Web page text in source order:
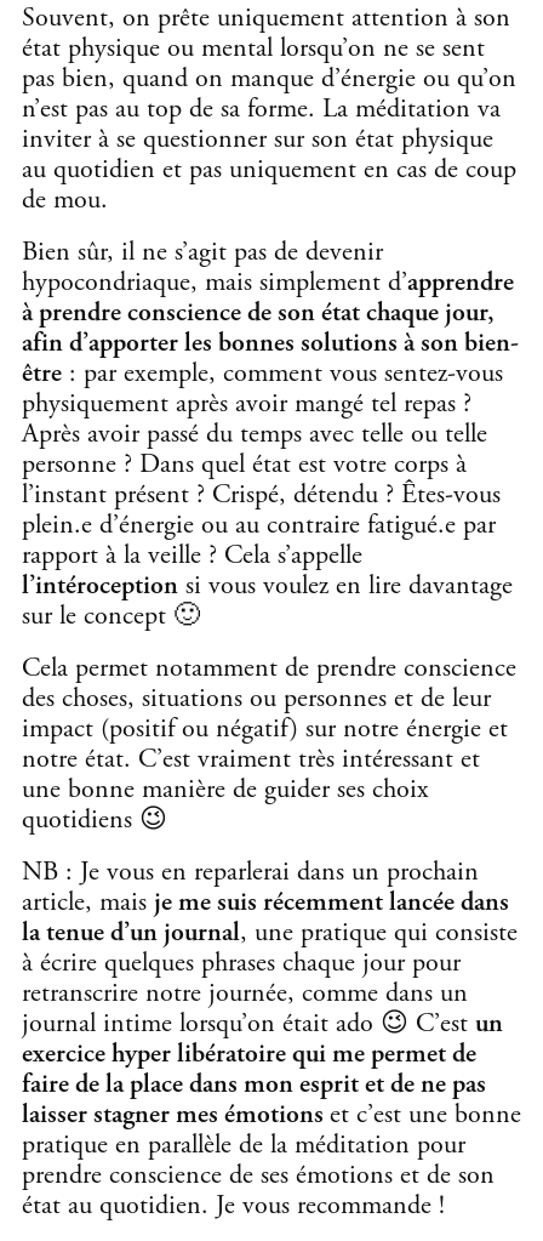
Souvent, on prête uniquement attention à son
état physique ou mental lorsqu’on ne se sent
pas bien, quand on manque d’énergie ou qu’on
n’est pas au top de sa forme. La méditation va
inviter à se questionner sur son état physique
au quotidien et pas uniquement en cas de coup
de mou.
Bien sûr, il ne s’agit pas de devenir
hypocondriaque, mais simplement d’apprendre
à prendre conscience de son état chaque jour,
afin d’apporter les bonnes solutions à son bien-
être : par exemple, comment vous sentez-vous
physiquement après avoir mangé tel repas ?
Après avoir passé du temps avec telle ou telle
personne ? Dans quel état est votre corps à
l’instant présent ? Crispé, détendu ? Êtes-vous
plein.e d’énergie ou au contraire fatigué.e par
rapport à la veille ? Cela s’appelle
l’intéroception si vous voulez en lire davantage
sur le concept 🙂
Cela permet notamment de prendre conscience
des choses, situations ou personnes et de leur
impact (positif ou négatif) sur notre énergie et
notre état. C’est vraiment très intéressant et
une bonne manière de guider ses choix
quotidiens 😉
NB : Je vous en reparlerai dans un prochain
article, mais je me suis récemmentlancée dans
la tenue d’un journal, une pratique qui consiste
à écrire quelques phrases chaque jour pour
retranscrire notre journée, comme dans un
journal intime lorsqu’on était ado 😉 C’est un
exercice hyper libératoire qui me permet de
faire de la place dans mon esprit et de ne pas
laisser stagner mes émotions et c’est une bonne
pratique en parallèle de la méditation pour
prendre conscience de ses émotions et de son
état au quotidien. Je vous recommande !